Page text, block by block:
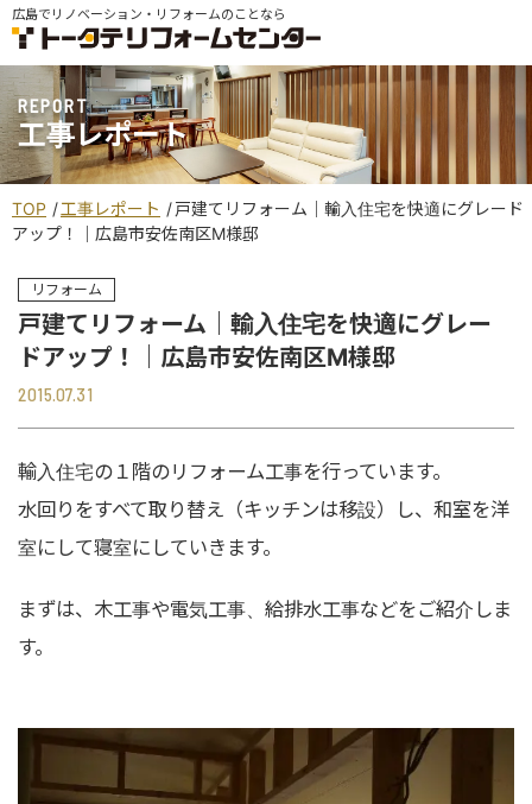
広島でリノベーション・リフォームのことなら
REPORT
工事レポート
TOP 工事レポート
戸建てリフォーム｜輸入住宅を快適にグレード
アップ！｜広島市安佐南区M様邸
リフォーム
戸建てリフォーム｜輸入住宅を快適にグレー
ドアップ！｜広島市安佐南区M様邸
2015.07.31
輸入住宅の１階のリフォーム工事を行っています。
水回りをすべて取り替え（キッチンは移設）し、和室を洋
室にして寝室にしていきます。
まずは、木工事や電気工事、給排水工事などをご紹介しま
す。